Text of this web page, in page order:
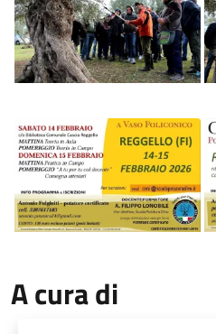
Image
A cura di